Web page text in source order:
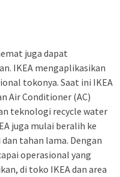
juga dapat
IKEA mengaplikasikan
tokonya. Saat ini IKEA
Air Conditioner (AC)
teknologi recycle water
juga mulai beralih ke
tahan lama. Dengan
operasional yang
di toko IKEA dan area